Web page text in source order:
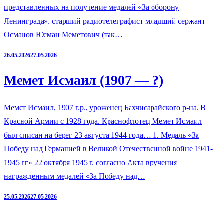
представленных на получение медалей «За оборону
Ленинграда», старший радиотелеграфист младший сержант
Османов Юсман Меметович (так…
26.05.202627.05.2026
Мемет Исмаил (1907 — ?)
Мемет Исмаил, 1907 г.р., уроженец Бахчисарайского р-на. В
Красной Армии с 1928 года. Краснофлотец Мемет Исмаил
был списан на берег 23 августа 1944 года… 1. Медаль «За
Победу над Германией в Великой Отечественной войне 1941-
1945 гг» 22 октября 1945 г. согласно Акта вручения
награжденным медалей «За Победу над…
25.05.202627.05.2026